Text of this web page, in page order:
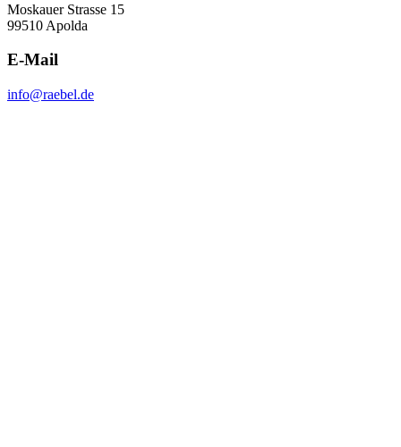
Moskauer Strasse 15
99510 Apolda
E-Mail
info@raebel.de